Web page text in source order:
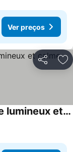
Ver preços
Partilhar
Appartement 2 pieces agréable lumineux et calme